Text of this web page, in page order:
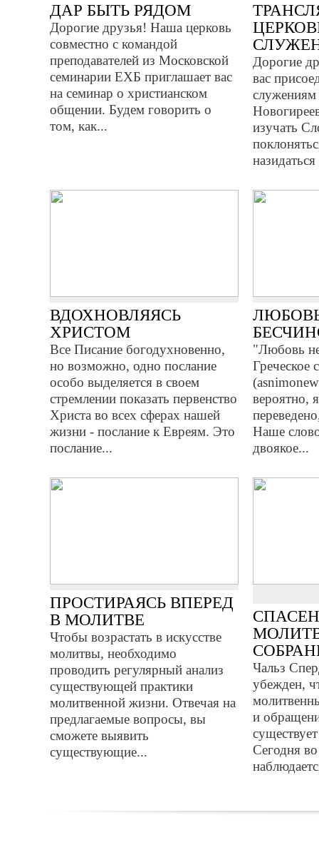
ДАР БЫТЬ РЯДОМ
Дорогие друзья! Наша церковь
совместно с командой
преподавателей из Московской
семинарии ЕХБ приглашает вас
на семинар о христианском
общении. Будем говорить о
том, как...
Дорогие
вас
служениям
изучать
ВДОХНОВЛЯЯСЬ
ХРИСТОМ
Все Писание богодухновенно,
но возможно, одно послание
особо выделяется в своем
стремлении показать первенство
Христа во всех сферах нашей
жизни - послание к Евреям. Это
послание...
"Любовь
Греческое
вероятно,
Наше
двоякое...
ПРОСТИРАЯСЬ ВПЕРЕД
В МОЛИТВЕ
Чтобы возрастать в искусстве
молитвы, необходимо
проводить регулярный анализ
существующей практики
молитвенной жизни. Отвечая на
предлагаемые вопросы, вы
сможете выявить
существующие...
Чальз
убежден,
и
Сегодня